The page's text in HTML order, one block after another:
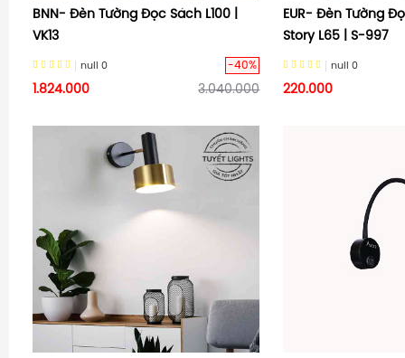
BNN- Đèn Tường Đọc Sách L100 |
VK13
null 0 -40%
1.824.000 3.040.000
EUR- Đèn Tường
Story L65 | S-997
null 0
220.000